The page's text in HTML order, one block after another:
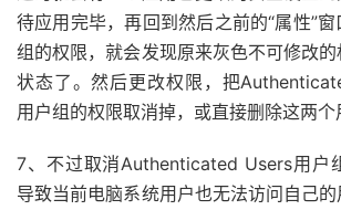
待应用完毕，再回到然后之前的“属性”
组的权限，就会发现原来灰色不可修改
状态了。然后更改权限，把
用户组的权限取消掉，或直接删除这两个
7、不过取消Authenticated Users用户
导致当前电脑系统用户也无法访问自己